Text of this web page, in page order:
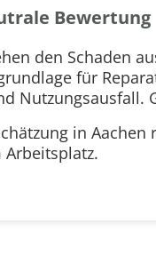
Bewertung
den Schaden
für
Nutzungsausfall.
in Aachen